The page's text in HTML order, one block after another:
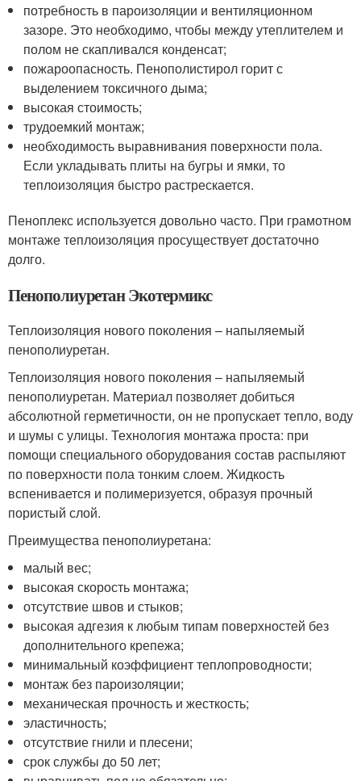
потребность в пароизоляции и вентиляционном
зазоре. Это необходимо, чтобы между утеплителем и
полом не скапливался конденсат;
пожароопасность. Пенополистирол горит с
выделением токсичного дыма;
высокая стоимость;
трудоемкий монтаж;
необходимость выравнивания поверхности пола.
Если укладывать плиты на бугры и ямки, то
теплоизоляция быстро растрескается.
Пеноплекс используется довольно часто. При грамотном
монтаже теплоизоляция просуществует достаточно
долго.
Пенополиуретан Экотермикс
Теплоизоляция нового поколения – напыляемый
пенополиуретан.
Теплоизоляция нового поколения – напыляемый
пенополиуретан. Материал позволяет добиться
абсолютной герметичности, он не пропускает тепло, воду
и шумы с улицы. Технология монтажа проста: при
помощи специального оборудования состав распыляют
по поверхности пола тонким слоем. Жидкость
вспенивается и полимеризуется, образуя прочный
пористый слой.
Преимущества пенополиуретана:
малый вес;
высокая скорость монтажа;
отсутствие швов и стыков;
высокая адгезия к любым типам поверхностей без
дополнительного крепежа;
минимальный коэффициент теплопроводности;
монтаж без пароизоляции;
механическая прочность и жесткость;
эластичность;
отсутствие гнили и плесени;
срок службы до 50 лет;